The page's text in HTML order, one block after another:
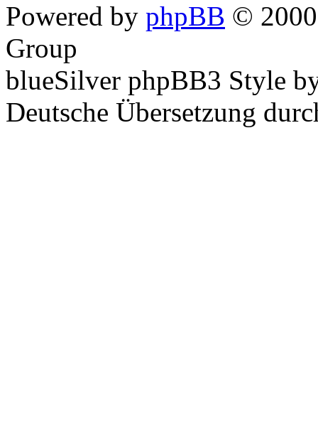
Powered by phpBB ©
Group
blueSilver phpBB3 Style
Deutsche Übersetzung